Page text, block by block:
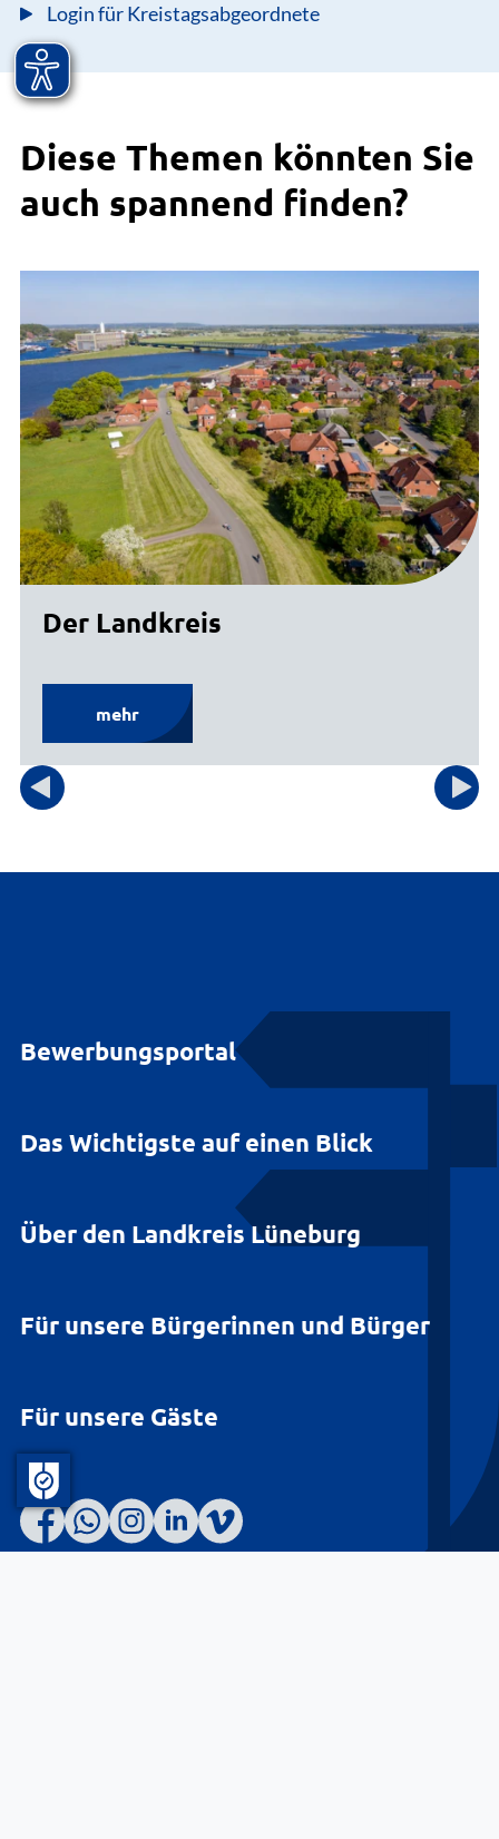
Login für Kreistagsabgeordnete
Diese Themen könnten Sie
auch spannend finden?
Der Landkreis
mehr
Bewerbungsportal
Das Wichtigste auf einen Blick
Über den Landkreis Lüneburg
Für unsere Bürgerinnen und Bürger
Für unsere Gäste